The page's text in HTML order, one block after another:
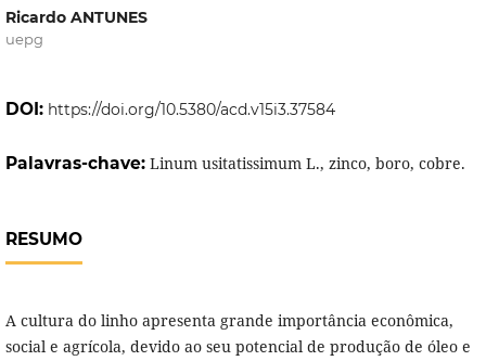
Ricardo ANTUNES
uepg
DOI: https://doi.org/10.5380/acd.v15i3.37584
Palavras-chave: Linum usitatissimum L., zinco, boro, cobre.
RESUMO
A cultura do linho apresenta grande importância econômica,
social e agrícola, devido ao seu potencial de produção de óleo e